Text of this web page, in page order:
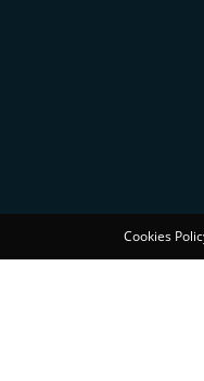
Cookies